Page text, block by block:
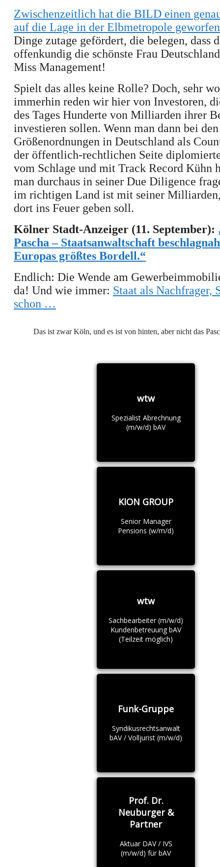
Zwischenzeitlich hat die BILD einen
auf die Lage in der Elbmetropole geworfen
Dinge zutage gefördert, die belegen, dass
offenkundig die schönste Frau
Miss Management!
Spielt das alles keine Rolle? Doch, sehr
immerhin reden wir hier von Investoren,
des Tages Hunderte von Milliarden ihrer
investieren sollen. Wenn man dann bei
Größenordnungen in Deutschland als
der öffentlich-rechtlichen Seite
vom Schlage und mit Track Record Kühn
man durchaus in seiner Due Diligence
im richtigen Land ist mit seiner
dort ins Feuer geben soll.
Kölner Stadt-Anzeiger (11. September):
Pascha – Staatsanwaltschaft
Europas größtes Bordell.“
Endlich: Die Wende am
da! Und wie immer: Staat als Nachfrager,
schon …
Das ist zwar Köln, und es ist von hinten, aber nicht das
wtw
Spezialist Abrechnung
(m/w/d) bAV
KION GROUP
Senior Manager
Pensions (w/m/d)
wtw
Sachbearbeiter (m/w/d)
Kundenbetreuung bAV
(Teilzeit möglich)
Funk-Gruppe
Syndikusrechtsanwalt
bAV / Volljurist (m/w/d)
Prof. Dr.
Neuburger &
Partner
Aktuar DAV / IVS
(m/w/d) für bAV